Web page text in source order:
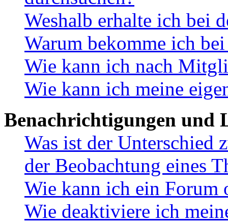
Weshalb erhalte ich bei
Warum bekomme ich
Wie kann ich nach
Wie kann ich meine
Benachrichtigungen und
Was ist der Unterschied
der Beobachtung eines
Wie kann ich ein Forum
Wie deaktiviere ich